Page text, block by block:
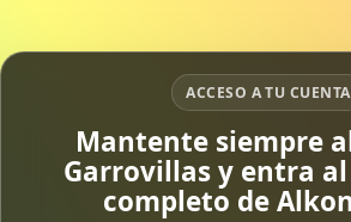
ACCESO A TU CUENTA
Mantente siempre
Garrovillas y entra
completo de